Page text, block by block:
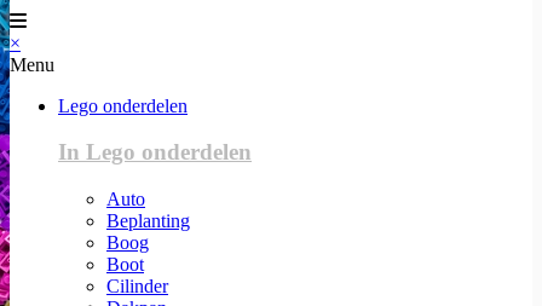
×
Menu
Lego onderdelen
In Lego onderdelen
Auto
Beplanting
Boog
Boot
Cilinder